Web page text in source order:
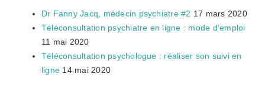
Dr Fanny Jacq, médecin psychiatre #2 17 mars 2020
Téléconsultation psychiatre en ligne : mode d’emploi
11 mai 2020
Téléconsultation psychologue : réaliser son suivi en
ligne 14 mai 2020